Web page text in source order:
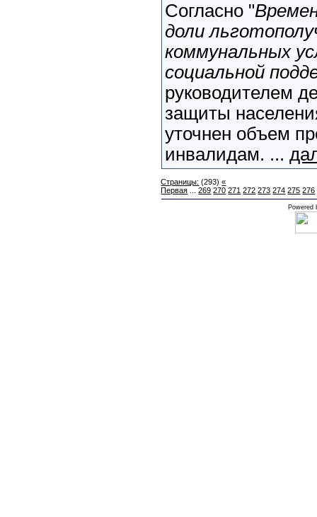
Согласно "
доли
коммунальных
социальной
руководителем
защиты
уточнен объем
инвалидам. ...
Страницы: (293)«
Первая ...269 270 271 272 273 274 275 276
Powered